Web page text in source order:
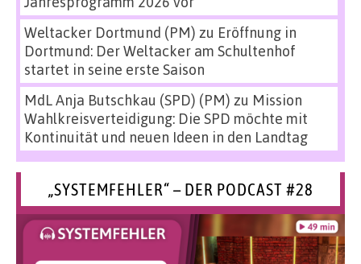
Weltacker Dortmund (PM) zu Eröffnung in
Dortmund: Der Weltacker am Schultenhof
startet in seine erste Saison
MdL Anja Butschkau (SPD) (PM) zu Mission
Wahlkreisverteidigung: Die SPD möchte mit
Kontinuität und neuen Ideen in den Landtag
„SYSTEMFEHLER“ – DER PODCAST #28